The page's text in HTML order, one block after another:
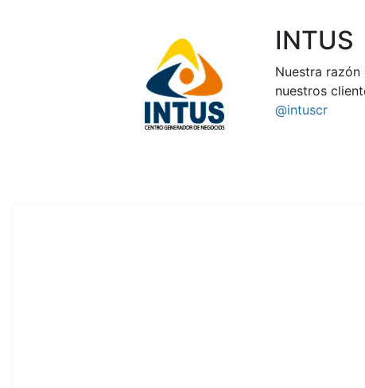
INTUS
Nuestra
nuestros
@intuscr